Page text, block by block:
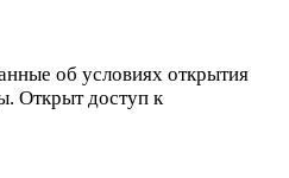
об условиях открытия
Открыт доступ к